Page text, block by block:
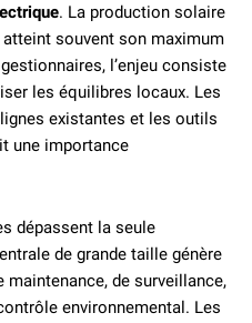
. La production solaire
souvent son maximum
l’enjeu consiste
les équilibres locaux. Les
existantes et les outils
une importance
dépassent la seule
de grande taille génère
de surveillance,
environnemental. Les